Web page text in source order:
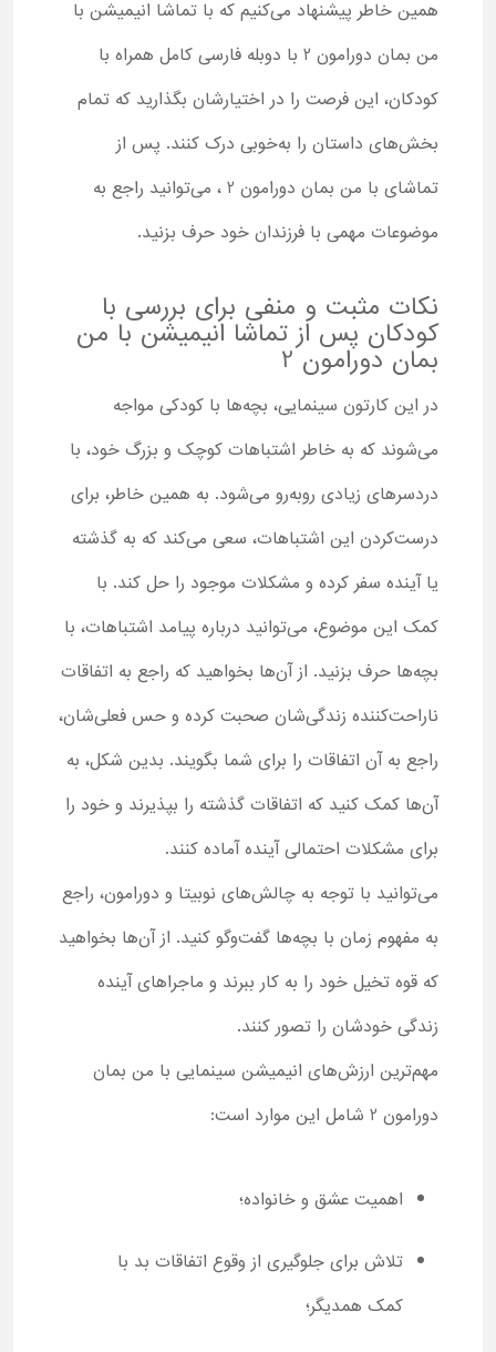
همین خاطر پیشنهاد می‌کنیم که با تماشا انیمیشن با
من بمان دورامون 2 با دوبله فارسی کامل همراه با
کودکان، این فرصت را در اختیارشان بگذارید که تمام
بخش‌های داستان را به‌خوبی درک کنند. پس از
تماشای با من بمان دورامون 2 ، می‌توانید راجع به
موضوعات مهمی با فرزندان خود حرف بزنید.
نکات مثبت و منفی برای بررسی با
کودکان پس از تماشا انیمیشن با من
بمان دورامون 2
در این کارتون سینمایی، بچه‌ها با کودکی مواجه
می‌شوند که به خاطر اشتباهات کوچک و بزرگ خود، با
دردسرهای زیادی روبه‌رو می‌شود. به همین خاطر، برای
درست‌کردن این اشتباهات، سعی می‌کند که به گذشته
یا آینده سفر کرده و مشکلات موجود را حل کند. با
کمک این موضوع، می‌توانید درباره پیامد اشتباهات، با
بچه‌ها حرف بزنید. از آن‌ها بخواهید که راجع به اتفاقات
ناراحت‌کننده زندگی‌شان صحبت کرده و حس فعلی‌شان،
راجع به آن اتفاقات را برای شما بگویند. بدین شکل، به
آن‌ها کمک کنید که اتفاقات گذشته را بپذیرند و خود را
برای مشکلات احتمالی آینده آماده کنند.
می‌توانید با توجه به چالش‌های نوبیتا و دورامون، راجع
به مفهوم زمان با بچه‌ها گفت‌وگو کنید. از آن‌ها بخواهید
که قوه تخیل خود را به کار ببرند و ماجراهای آینده
زندگی خودشان را تصور کنند.
مهم‌ترین ارزش‌های انیمیشن سینمایی با من بمان
دورامون 2 شامل این موارد است:
اهمیت عشق و خانواده؛
تلاش برای جلوگیری از وقوع اتفاقات بد با
کمک همدیگر؛